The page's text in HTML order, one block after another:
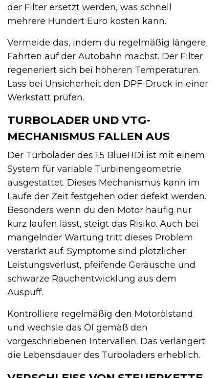
der Filter ersetzt werden, was schnell
mehrere Hundert Euro kosten kann.
Vermeide das, indem du regelmäßig längere
Fahrten auf der Autobahn machst. Der Filter
regeneriert sich bei höheren Temperaturen.
Lass bei Unsicherheit den DPF-Druck in einer
Werkstatt prüfen.
TURBOLADER UND VTG-
MECHANISMUS FALLEN AUS
Der Turbolader des 1.5 BlueHDi ist mit einem
System für variable Turbinengeometrie
ausgestattet. Dieses Mechanismus kann im
Laufe der Zeit festgehen oder defekt werden.
Besonders wenn du den Motor häufig nur
kurz laufen lässt, steigt das Risiko. Auch bei
mangelnder Wartung tritt dieses Problem
verstärkt auf. Symptome sind plötzlicher
Leistungsverlust, pfeifende Geräusche und
schwarze Rauchentwicklung aus dem
Auspuff.
Kontrolliere regelmäßig den Motorölstand
und wechsle das Öl gemäß den
vorgeschriebenen Intervallen. Das verlängert
die Lebensdauer des Turboladers erheblich.